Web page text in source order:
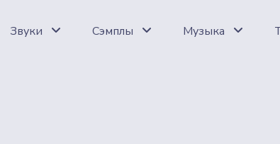
Звуки Сэмплы Музыка